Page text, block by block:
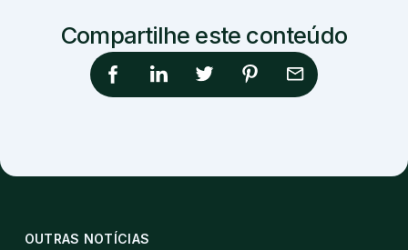
Compartilhe este conteúdo
OUTRAS NOTÍCIAS